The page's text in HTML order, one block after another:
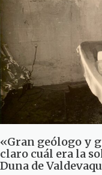
«Gran geólogo y
claro cuál era la
Duna de